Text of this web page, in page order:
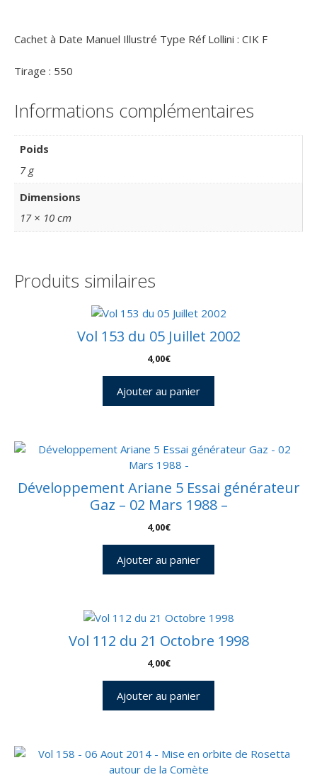
Cachet à Date Manuel Illustré Type Réf Lollini : CIK F
Tirage : 550
Informations complémentaires
Poids
7 g
Dimensions
17 × 10 cm
Produits similaires
Vol 153 du 05 Juillet 2002
4,00€
Ajouter au panier
Développement Ariane 5 Essai générateur
Gaz – 02 Mars 1988 –
4,00€
Ajouter au panier
Vol 112 du 21 Octobre 1998
4,00€
Ajouter au panier